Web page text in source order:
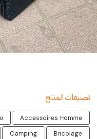
تصنيفات المنتج
Accessoires Homme
Bricolage
Camping